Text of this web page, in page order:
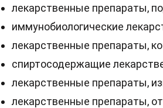
лекарственные препараты,
иммунобиологические
лекарственные препараты,
спиртосодержащие
лекарственные препараты,
лекарственные препараты,